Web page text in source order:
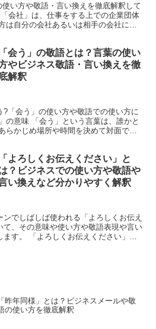
使い方や敬語・言い換えを徹底解釈して
会社」は、仕事をする上での企業団体
は自分の会社あるいは相手の会社によ
「会う」の敬語とは？言葉の使い
やビジネス敬語・言い換えを徹
解釈
?「会う」の使い方や敬語での使い方に
の意味 「会う」という言葉は、誰かと
らかじめ場所や時間を決めて対面で会
「よろしくお伝えください」と
？ビジネスでの使い方や敬語や
い換えなど分かりやすく解釈
でしばしば使われる「よろしくお伝え
て、その意味や使い方や敬語表現や言い
す。 「よろしくお伝えください」と
「昨年同様」とは？ビジネスメールや敬
の使い方を徹底解釈